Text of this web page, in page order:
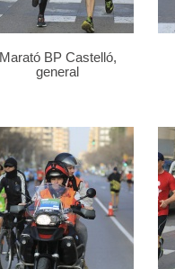
Marató BP Castelló,
general